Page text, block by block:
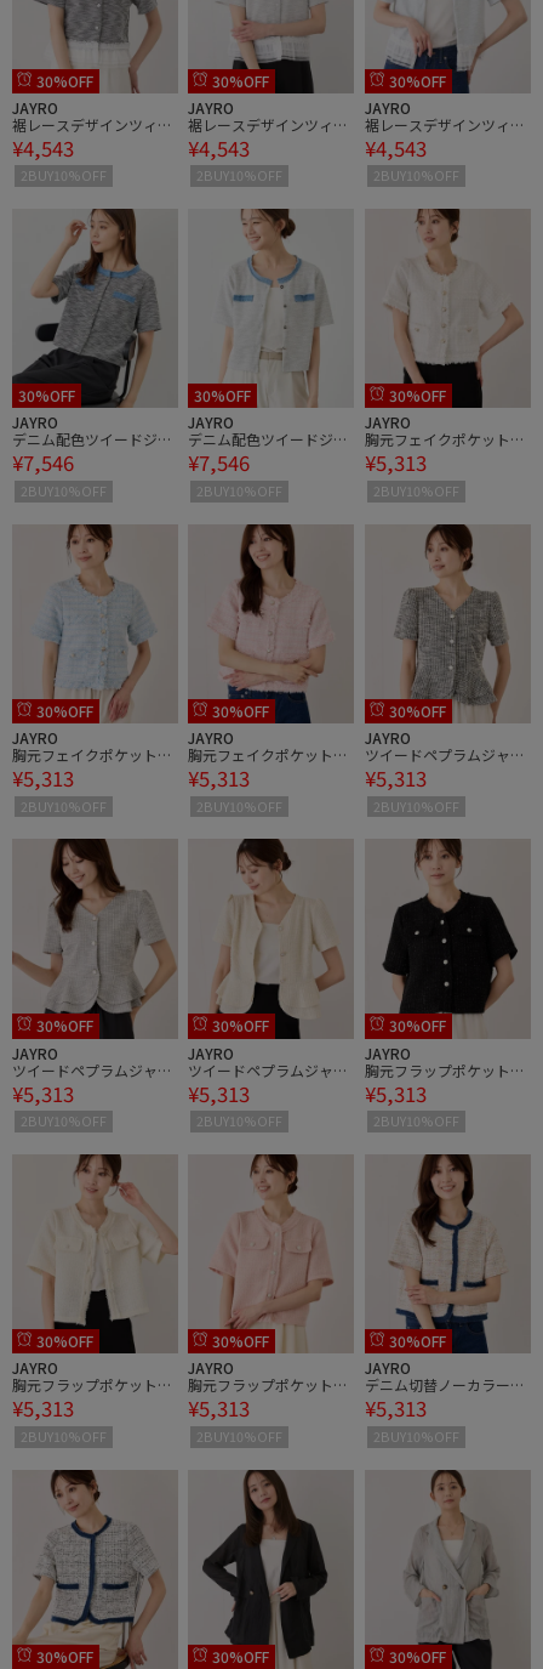
30%OFF
JAYRO
裾レースデザインツィー
ドジャケット
¥4,543
2BUY10%OFF
30%OFF
JAYRO
裾レースデザインツィー
ドジャケット
¥4,543
2BUY10%OFF
30%OFF
JAYRO
裾レースデザインツィー
ドジャケット
¥4,543
2BUY10%OFF
30%OFF
JAYRO
デニム配色ツイードジャ
ケット
¥7,546
2BUY10%OFF
30%OFF
JAYRO
デニム配色ツイードジャ
ケット
¥7,546
2BUY10%OFF
30%OFF
JAYRO
胸元フェイクポケット付
きツイードジャケット
¥5,313
2BUY10%OFF
30%OFF
JAYRO
胸元フェイクポケット付
きツイードジャケット
¥5,313
2BUY10%OFF
30%OFF
JAYRO
胸元フェイクポケット付
きツイードジャケット
¥5,313
2BUY10%OFF
30%OFF
JAYRO
ツイードペプラムジャケ
ット
¥5,313
2BUY10%OFF
30%OFF
JAYRO
ツイードペプラムジャケ
ット
¥5,313
2BUY10%OFF
30%OFF
JAYRO
ツイードペプラムジャケ
ット
¥5,313
2BUY10%OFF
30%OFF
JAYRO
胸元フラップポケット付
きツイードジャケット
¥5,313
2BUY10%OFF
30%OFF
JAYRO
胸元フラップポケット付
きツイードジャケット
¥5,313
2BUY10%OFF
30%OFF
JAYRO
胸元フラップポケット付
きツイードジャケット
¥5,313
2BUY10%OFF
30%OFF
JAYRO
デニム切替ノーカラージ
ャケット
¥5,313
2BUY10%OFF
30%OFF 30%OFF 30%OFF